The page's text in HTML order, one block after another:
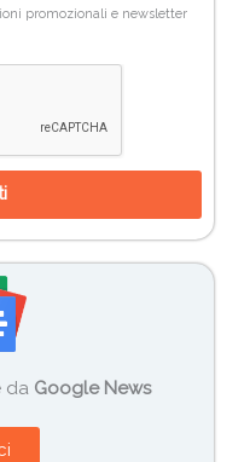
promozionali e newsletter
da Google News